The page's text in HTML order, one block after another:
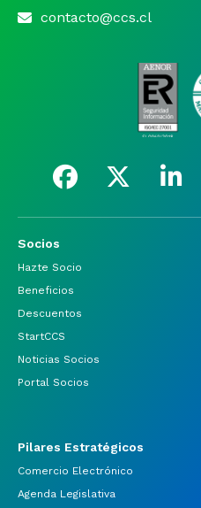
contacto@ccs.cl
Socios
Hazte Socio
Beneficios
Descuentos
StartCCS
Noticias Socios
Portal Socios
Pilares Estratégicos
Comercio Electrónico
Agenda Legislativa